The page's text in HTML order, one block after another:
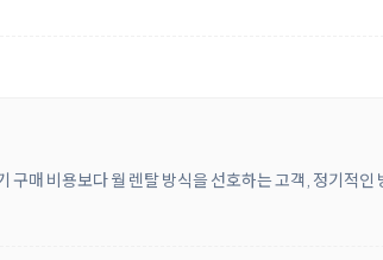
구매 비용보다 월 렌탈 방식을 선호하는 고객, 정기적인